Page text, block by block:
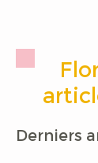
Derniers